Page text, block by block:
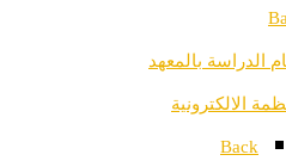
الدراسة بالمعهد
الالكترونية
Back